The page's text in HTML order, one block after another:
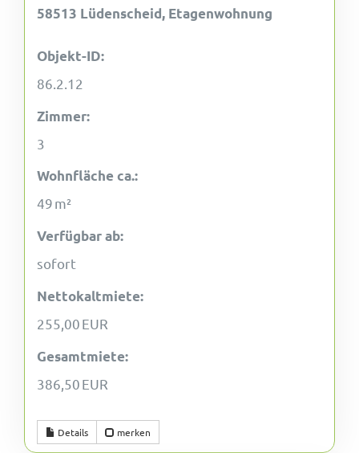
58513 Lüdenscheid, Etagenwohnung
Objekt-ID:
86.2.12
Zimmer:
3
Wohnfläche ca.:
49 m²
Verfügbar ab:
sofort
Nettokaltmiete:
255,00 EUR
Gesamtmiete:
386,50 EUR
Details merken